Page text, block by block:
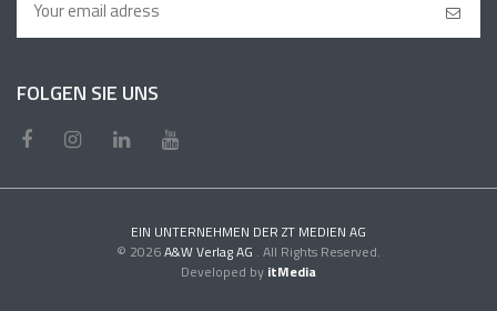
FOLGEN SIE UNS
EIN UNTERNEHMEN DER ZT MEDIEN AG
© 2026A&W Verlag AG . All Rights Reserved.
Developed by itMedia